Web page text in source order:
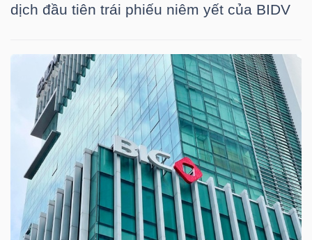
dịch đầu tiên trái phiếu niêm yết của BIDV
NGÀNH
DOANH
NGHIỆP